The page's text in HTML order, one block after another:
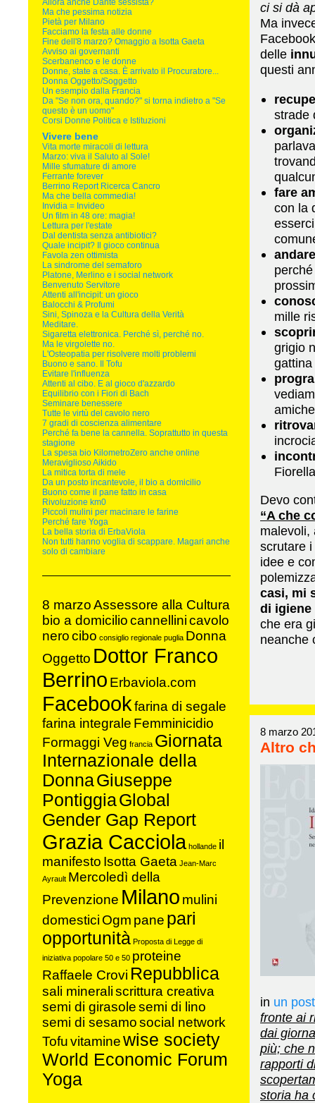
Allora anche Dante sessista?
Ma che pessima notizia
Pietà per Milano
Facciamo la festa alle donne
Fine dell'8 marzo? Omaggio a Isotta Gaeta
Avviso ai governanti
Scerbanenco e le donne
Donne, state a casa. È arrivato il Procuratore...
Donna Oggetto/Soggetto
Un esempio dalla Francia
Da "Se non ora, quando?" si torna indietro a "Se
questo è un uomo"
Corsi Donne Politica e Istituzioni
Vivere bene
Vita morte miracoli di lettura
Marzo: viva il Saluto al Sole!
Mille sfumature di amore
Ferrante forever
Berrino Report Ricerca Cancro
Ma che bella commedia!
Invidia = Invideo
Un film in 48 ore: magia!
Lettura per l'estate
Dal dentista senza antibiotici?
Quale incipit? Il gioco continua
Favola zen ottimista
La sindrome del semaforo
Platone, Merlino e i social network
Benvenuto Servitore
Attenti all'incipit: un gioco
Balocchi & Profumi
Sini, Spinoza e la Cultura della Verità
Meditare.
Sigaretta elettronica. Perché sì, perché no.
Ma le virgolette no.
L'Osteopatia per risolvere molti problemi
Buono e sano. Il Tofu
Evitare l'influenza
Attenti al cibo. E al gioco d'azzardo
Equilibrio con i Fiori di Bach
Seminare benessere
Tutte le virtù del cavolo nero
7 gradi di coscienza alimentare
Perché fa bene la cannella. Soprattutto in questa
stagione
La spesa bio KilometroZero anche online
Meraviglioso Aikido
La mitica torta di mele
Da un posto incantevole, il bio a domicilio
Buono come il pane fatto in casa
Rivoluzione km0
Piccoli mulini per macinare le farine
Perché fare Yoga
La bella storia di ErbaViola
Non tutti hanno voglia di scappare. Magari anche
solo di cambiare
8 marzoAssessore alla Cultura
bio a domiciliocannellinicavolo
nerocibo consiglio regionale puglia Donna
Oggetto Dottor Franco
Berrino Erbaviola.com
Facebookfarina di segale
farina integrale Femminicidio
Formaggi Veg francia Giornata
Internazionale della
DonnaGiuseppe
PontiggiaGlobal
Gender Gap Report
Grazia Cacciola hollande il
manifesto Isotta Gaeta Jean-Marc
Ayrault Mercoledì della
Prevenzione Milano mulini
domestici Ogm pane pari
opportunità Proposta di Legge di
iniziativa popolare 50 e 50 proteine
Raffaele Crovi Repubblica
sali mineraliscrittura creativa
semi di girasolesemi di lino
semi di sesamosocial network
Tofuvitaminewise society
World Economic Forum
Yoga
ci si dà
Ma
delle
questi
strade
fare
con la
mille
grigio
Devo
“A che
malevoli,
scrutare
idee e
casi, mi
di igiene
che era
neanche
8 marzo
Altro
in un
fronte ai
dai
più; che
rapporti
storia ha